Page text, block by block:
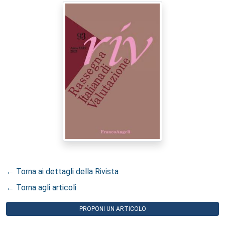
← Torna ai dettagli della Rivista
← Torna agli articoli
PROPONI UN ARTICOLO